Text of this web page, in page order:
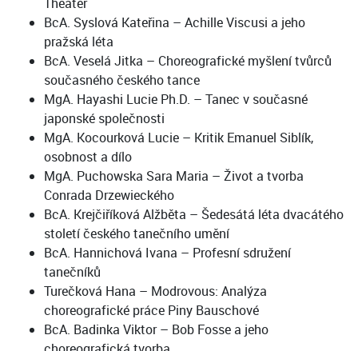
BcA. Syslová Kateřina – Achille Viscusi a jeho
pražská léta
BcA. Veselá Jitka – Choreografické myšlení tvůrců
současného českého tance
MgA. Hayashi Lucie Ph.D. – Tanec v současné
japonské společnosti
MgA. Kocourková Lucie – Kritik Emanuel Siblík,
osobnost a dílo
MgA. Puchowska Sara Maria – Život a tvorba
Conrada Drzewieckého
BcA. Krejčiříková Alžběta – Šedesátá léta dvacátého
století českého tanečního umění
BcA. Hannichová Ivana – Profesní sdružení
tanečníků
Turečková Hana – Modrovous: Analýza
choreografické práce Piny Bauschové
BcA. Badinka Viktor – Bob Fosse a jeho